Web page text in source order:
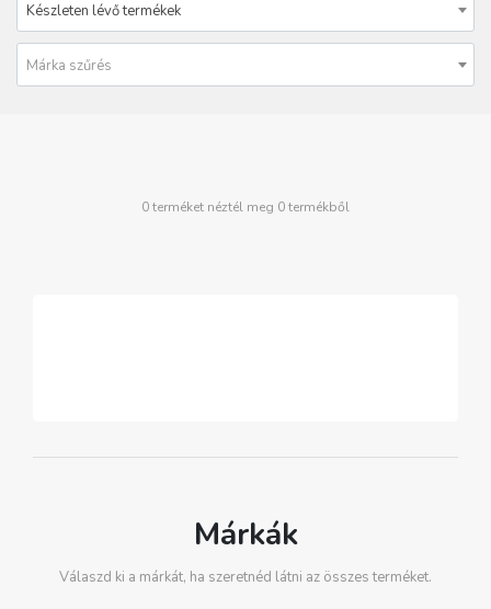
Készleten lévő termékek
Márka szűrés
0 terméket néztél meg 0 termékből
Márkák
Válaszd ki a márkát, ha szeretnéd látni az összes terméket.